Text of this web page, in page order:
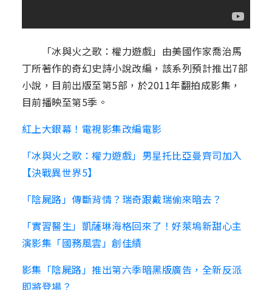
「冰與火之歌：權力遊戲」由美國作家喬治馬
丁所著作的奇幻史詩小說改編，該系列預計推出7部
小說，目前出版至第5部，於2011年翻拍成影集，
目前播映至第5季。
紅上大銀幕！電視影集改編電影
「冰與火之歌：權力遊戲」男星托比亞曼齊司加入
【決戰異世界5】
「陰屍路」傳斷背情？瑞奇跟戴瑞偷來暗去？
「實習醫生」凱薩琳海格回來了！好萊塢新甜心主
演影集「國務風雲」創佳績
影集「陰屍路」推出第六季暗黑版廣告，全新反派
即將登場？